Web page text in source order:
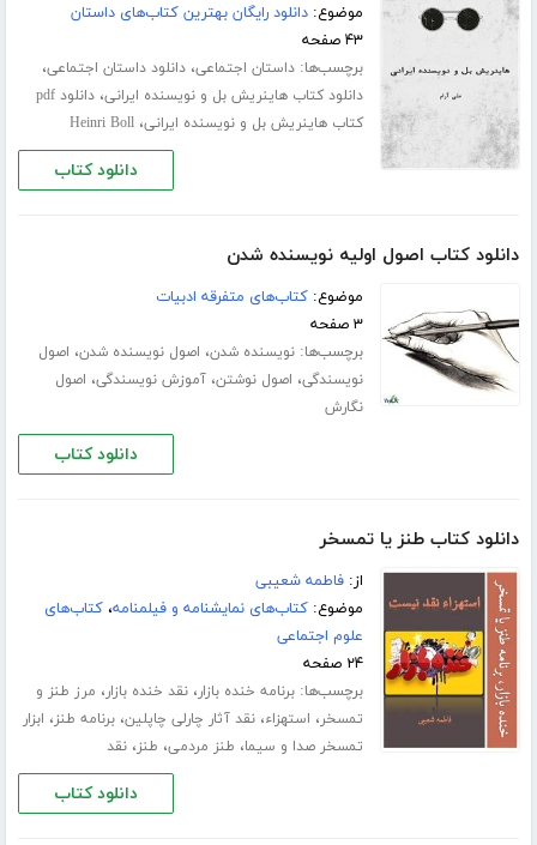
موضوع:دانلود رایگان بهترین کتاب‌های داستان
۴۳ صفحه
برچسب‌ها:داستان اجتماعی،دانلود داستان اجتماعی،
دانلود کتاب هاینریش بل و نویسنده ایرانی،
دانلود pdf
کتاب هاینریش بل و نویسنده ایرانی،Heinri Boll
دانلود کتاب
دانلود کتاب اصول اولیه نویسنده شدن
موضوع:کتاب‌های متفرقه ادبیات
۳ صفحه
برچسب‌ها:نویسنده شدن، اصول نویسنده شدن، اصول
نویسندگی، اصول نوشتن،آموزش نویسندگی، اصول
نگارش
دانلود کتاب
دانلود کتاب طنز یا تمسخر
از:فاطمه شعیبی
موضوع:کتاب‌های نمایشنامه و فیلمنامه،کتاب‌های
علوم اجتماعی
۲۴ صفحه
برچسب‌ها:برنامه خنده بازار،نقد خنده بازار، مرز طنز و
تمسخر، استهزاء،نقد آثار چارلی چاپلین،برنامه طنز، ابزار
تمسخر صدا و سیما، طنز مردمی، طنز،نقد
دانلود کتاب